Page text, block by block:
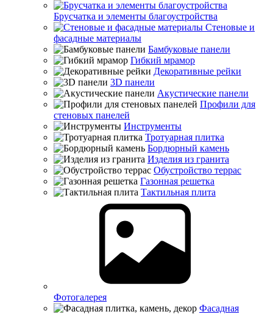
Брусчатка и элементы благоустройства
Стеновые и
фасадные материалы
Бамбуковые панели
Гибкий мрамор
Декоративные рейки
3D панели
Акустические панели
Профили для
стеновых панелей
Инструменты
Тротуарная плитка
Бордюрный камень
Изделия из гранита
Обустройство террас
Газонная решетка
Тактильная плита
Фотогалерея
Фасадная